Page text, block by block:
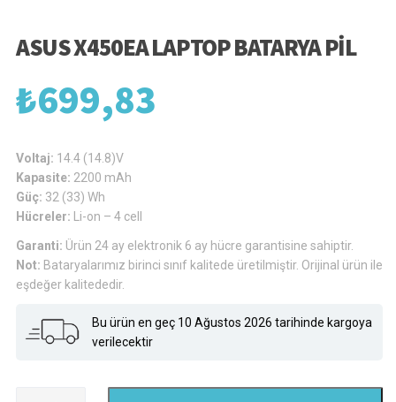
ASUS X450EA LAPTOP BATARYA PIL
₺699,83
Voltaj: 14.4 (14.8)V
Kapasite: 2200 mAh
Güç: 32 (33) Wh
Hücreler:
Li-on – 4 cell
Garanti: Ürün 24 ay elektronik 6 ay hücre garantisine sahiptir.
Not: Bataryalarımız birinci sınıf kalitede üretilmiştir. Orijinal ürün ile
eşdeğer kalitededir.
Bu ürün en geç 10 Ağustos 2026 tarihinde kargoya
verilecektir